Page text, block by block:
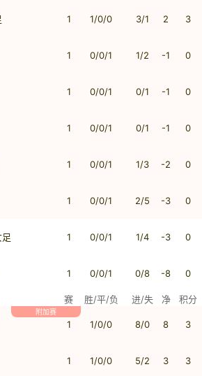
1 1/0/0 3/1 2 3
1 0/0/1 1/2 -1 0
1 0/0/1 0/1 -1 0
1 0/0/1 0/1 -1 0
1 0/0/1 1/3 -2 0
1 0/0/1 2/5 -3 0
1 0/0/1 1/4 -3 0
1 0/0/1 0/8 -8 0
赛 胜/平/负 进/失 净 积分
附加赛
1 1/0/0 8/0 8 3
1 1/0/0 5/2 3 3